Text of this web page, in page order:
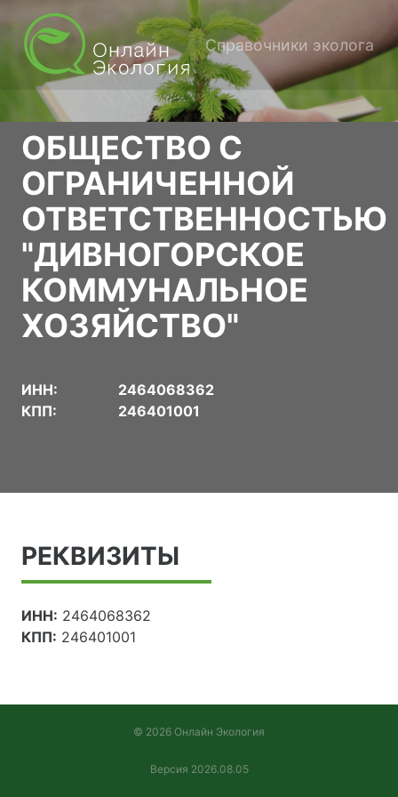
Справочники эколога
ОБЩЕСТВО С
ОГРАНИЧЕННОЙ
ОТВЕТСТВЕННОСТЬЮ
"ДИВНОГОРСКОЕ
КОММУНАЛЬНОЕ
ХОЗЯЙСТВО"
ИНН:
2464068362
КПП:
246401001
РЕКВИЗИТЫ
ИНН: 2464068362
КПП: 246401001
© 2026 Онлайн Экология
Версия 2026.08.05